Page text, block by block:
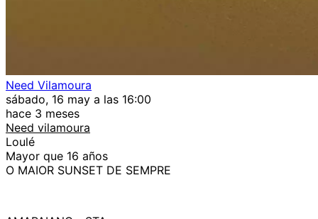
Need Vilamoura
sábado, 16 may a las 16:00
hace 3 meses
Need vilamoura
Loulé
Mayor que 16 años
O MAIOR SUNSET DE SEMPRE